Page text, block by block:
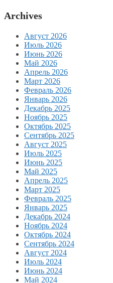
Archives
Август 2026
Июль 2026
Июнь 2026
Май 2026
Апрель 2026
Март 2026
Февраль 2026
Январь 2026
Декабрь 2025
Ноябрь 2025
Октябрь 2025
Сентябрь 2025
Август 2025
Июль 2025
Июнь 2025
Май 2025
Апрель 2025
Март 2025
Февраль 2025
Январь 2025
Декабрь 2024
Ноябрь 2024
Октябрь 2024
Сентябрь 2024
Август 2024
Июль 2024
Июнь 2024
Май 2024